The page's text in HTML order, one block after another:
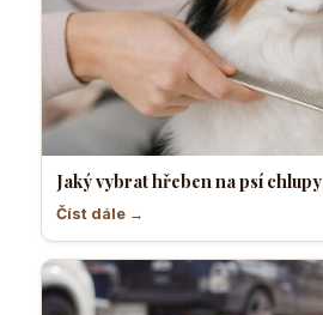
Jaký vybrat hřeben na psí chlupy
Číst dále →